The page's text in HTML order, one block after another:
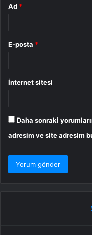
Ad *
E-posta *
İnternet sitesi
Daha sonraki
adresim ve site adresim